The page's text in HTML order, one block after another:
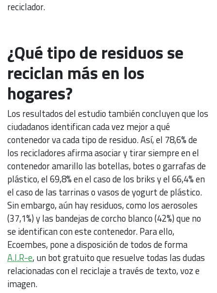
reciclador.
¿Qué tipo de residuos se
reciclan más en los
hogares?
Los resultados del estudio también concluyen que los
ciudadanos identifican cada vez mejor a qué
contenedor va cada tipo de residuo. Así, el 78,6% de
los recicladores afirma asociar y tirar siempre en el
contenedor amarillo las botellas, botes o garrafas de
plástico, el 69,8% en el caso de los briks y el 66,4% en
el caso de las tarrinas o vasos de yogurt de plástico.
Sin embargo, aún hay residuos, como los aerosoles
(37,1%) y las bandejas de corcho blanco (42%) que no
se identifican con este contenedor. Para ello,
Ecoembes, pone a disposición de todos de forma
A.I.R-e, un bot gratuito que resuelve todas las dudas
relacionadas con el reciclaje a través de texto, voz e
imagen.